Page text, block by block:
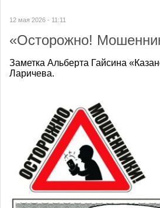
12 мая 2026 - 11:11
«Осторожно!
Заметка Альберта Гайсина
Ларичева.